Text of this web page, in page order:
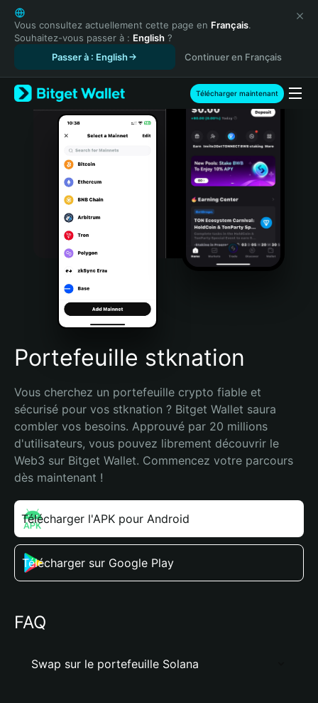
English
日本語
Tiếng Việt
Español (Latinoamérica)
Türkçe
Italiano
Português (Portugal)
Bahasa Indonesia
Português (Brasil)
Español (Argentina)
Vous consultez actuellement cette page en Français.
Souhaitez-vous passer à : English ?
Passer à : English
Continuer en Français
Télécharger maintenant
Portefeuille stknation
Vous cherchez un portefeuille crypto fiable et
sécurisé pour vos stknation ? Bitget Wallet saura
combler vos besoins. Approuvé par 20 millions
d'utilisateurs, vous pouvez librement découvrir le
Web3 sur Bitget Wallet. Commencez votre parcours
dès maintenant !
Télécharger l'APK pour Android
Télécharger sur Google Play
FAQ
Swap sur le portefeuille Solana